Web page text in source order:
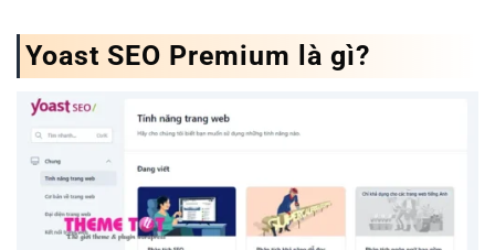
Yoast SEO Premium là gì?